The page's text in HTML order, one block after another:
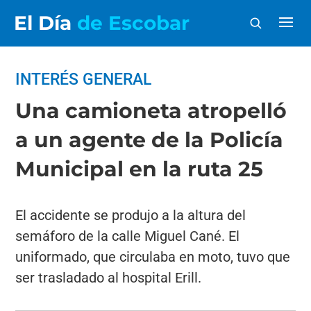
El Día de Escobar
INTERÉS GENERAL
Una camioneta atropelló
a un agente de la Policía
Municipal en la ruta 25
El accidente se produjo a la altura del
semáforo de la calle Miguel Cané. El
uniformado, que circulaba en moto, tuvo que
ser trasladado al hospital Erill.